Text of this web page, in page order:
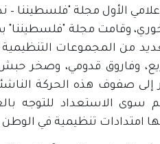
الإعلامي الأول مجلة
وقامت مجلة
خلالها العديد من المجموعات
وفاروق قدومي، وصخر
إلى صفوف هذه الحركة
الاستعداد للتوجه
امتدادات تنظيمية في